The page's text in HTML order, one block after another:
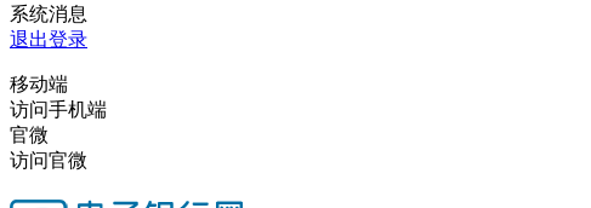
系统消息
退出登录
移动端
访问手机端
官微
访问官微